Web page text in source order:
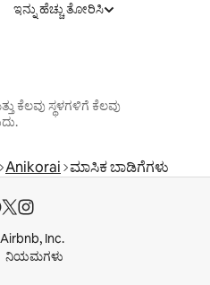
ಇನ್ನು ಹೆಚ್ಚು ತೋರಿಸಿ
ಕೆಲವು ಸ್ಥಳಗಳಿಗೆ ಕೆಲವು
Anikorai ಮಾಸಿಕ ಬಾಡಿಗೆಗಳು
Inc.
ನಿಯಮಗಳು